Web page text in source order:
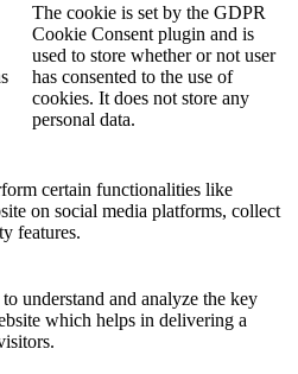
The cookie is set by the GDPR
Cookie Consent plugin and is
used to store whether or not user
has consented to the use of
cookies. It does not store any
personal data.
certain functionalities like
on social media platforms, collect
features.
understand and analyze the key
which helps in delivering a